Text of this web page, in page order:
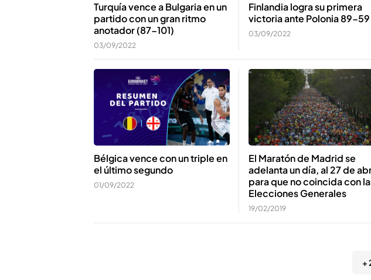
Turquía vence a Bulgaria en un
partido con un gran ritmo
anotador (87-101)
03/09/2022
Finlandia logra su primera
victoria ante Polonia 89-59
03/09/2022
Bélgica vence con un triple en
el último segundo
01/09/2022
El Maratón de Madrid se
adelanta un día, al 27 de
para que no coincida con
Elecciones Generales
19/02/2019
+